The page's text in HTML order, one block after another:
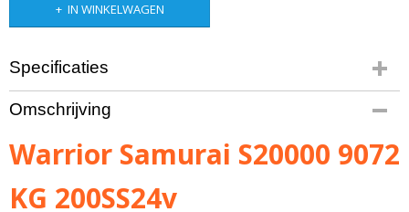
IN WINKELWAGEN
Specificaties
Productcode
10-772
Bruto gewicht
50,00 Kg
Omschrijving
Warrior Samurai S20000 9072
KG 200SS24v